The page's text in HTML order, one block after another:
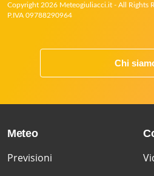
Copyright 2026 Meteogiuliacci.it - All Rights
P.IVA 09788290964
Chi
Meteo
Previsioni